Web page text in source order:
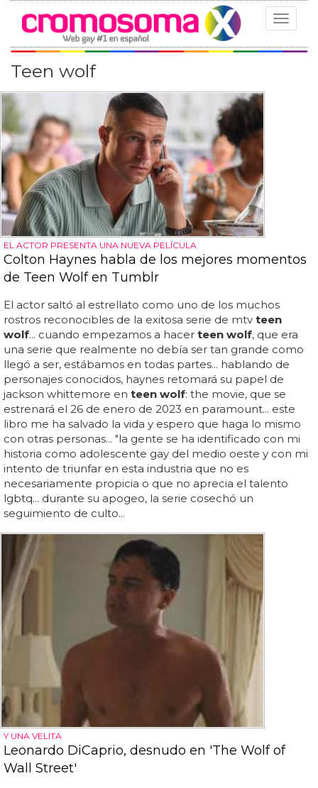
Toggle
Teen wolf
EL ACTOR PRESENTA UNA NUEVA PELÍCULA
Colton Haynes habla de los mejores momentos
de Teen Wolf en Tumblr
El actor saltó al estrellato como uno de los muchos
rostros reconocibles de la exitosa serie de mtv teen
wolf... cuando empezamos a hacer teen wolf, que era
una serie que realmente no debía ser tan grande como
llegó a ser, estábamos en todas partes... hablando de
personajes conocidos, haynes retomará su papel de
jackson whittemore en teen wolf: the movie, que se
estrenará el 26 de enero de 2023 en paramount... este
libro me ha salvado la vida y espero que haga lo mismo
con otras personas... "la gente se ha identificado con mi
historia como adolescente gay del medio oeste y con mi
intento de triunfar en esta industria que no es
necesariamente propicia o que no aprecia el talento
lgbtq... durante su apogeo, la serie cosechó un
seguimiento de culto...
Y UNA VELITA
Leonardo DiCaprio, desnudo en 'The Wolf of
Wall Street'